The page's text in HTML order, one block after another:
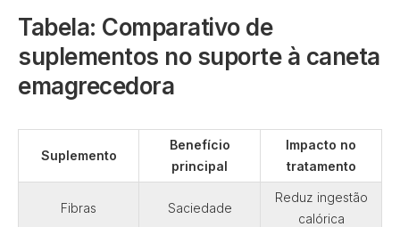
Tabela: Comparativo de
suplementos no suporte à caneta
emagrecedora
Suplemento
Benefício
principal
Impacto no
tratamento
Fibras Saciedade
Reduz ingestão
calórica